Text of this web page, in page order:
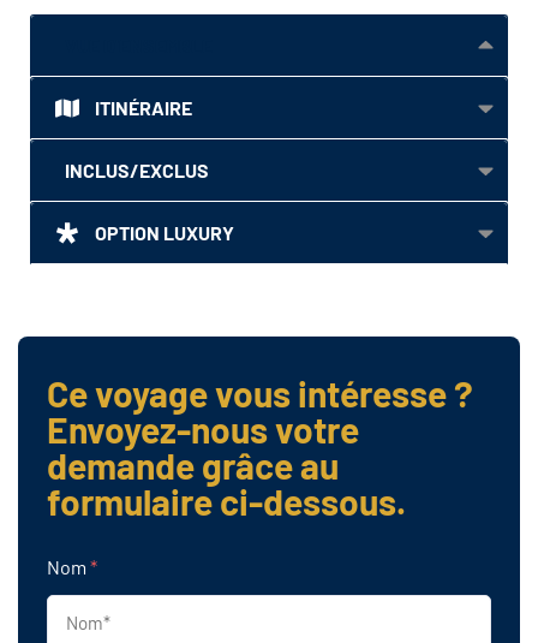
ITINÉRAIRE
INCLUS/EXCLUS
OPTION LUXURY
Ce voyage vous intéresse ?
Envoyez-nous votre
demande grâce au
formulaire ci-dessous.
Nom *